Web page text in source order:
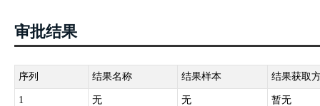
审批结果
序列 结果名称 结果样本 结果获取
1 无 无 暂无